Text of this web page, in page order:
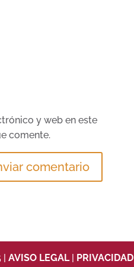
y web en este
comente.
|AVISO LEGAL PRIVACIDAD